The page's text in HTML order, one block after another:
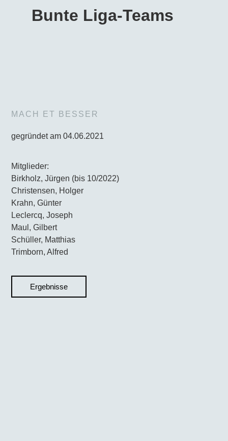
Bunte Liga-Teams
MACH ET BESSER
gegründet am 04.06.2021
Mitglieder:
Birkholz, Jürgen (bis 10/2022)
Christensen, Holger
Krahn, Günter
Leclercq, Joseph
Maul, Gilbert
Schüller, Matthias
Trimborn, Alfred
Ergebnisse